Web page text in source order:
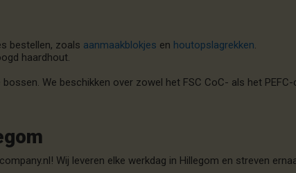
bestellen, zoals aanmaakblokjes en houtopslagrekken.
haardhout.
We beschikken over zowel het FSC CoC- als het
Wij leveren elke werkdag in Hillegom en streven